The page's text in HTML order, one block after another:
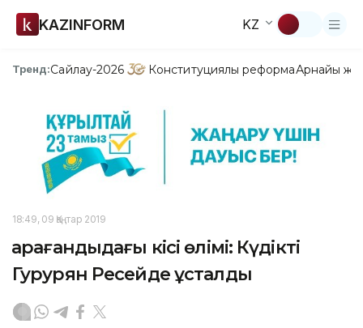
KAZINFORM KZ
Тренд:Сайлау-2026 Конституциялық реформаАрнайы
18:49, 09 Қаңтар 2019
Қарағандыдағы кісі өлімі: Күдікті
Гурурян Ресейде ұсталды